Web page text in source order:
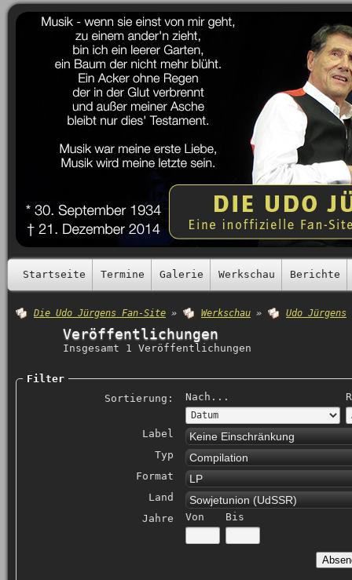
Startseite Termine Galerie Werkschau Berichte
Die Udo Jürgens Fan-Site » Werkschau » Udo Jürgens
Veröffentlichungen
Insgesamt 1 Veröffentlichungen
Filter
Sortierung:
Nach...
Label Keine Einschränkung
Typ Compilation
Format LP
Land Sowjetunion (UdSSR)
Jahre Von Bis